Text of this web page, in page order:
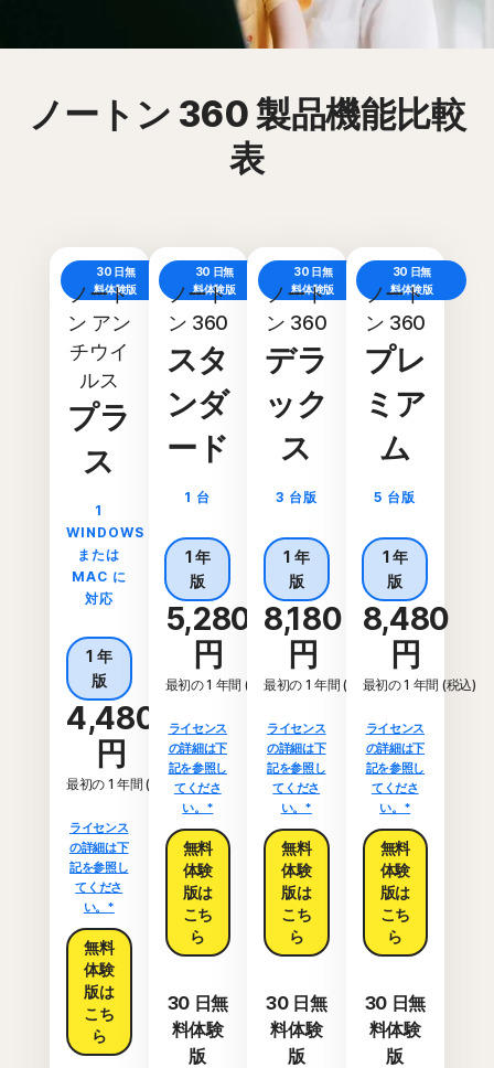
ノートン 360 製品機能比較
表
30 日無
料体験版
ノート
ン アン
チウイ
ルス
プラ
ス
1
WINDOWS
または
MAC に
対応
1 年
版
4,480
円
最初の 1 年間 (税込)
ライセンス
の詳細は下
記を参照し
てくださ
い。*
無料
体験
版は
こち
ら
30 日無
料体験版
ノート
ン 360
スタ
ンダ
ード
1 台
1 年
版
5,280
円
最初の 1 年間 (税込)
ライセンス
の詳細は下
記を参照し
てくださ
い。*
無料
体験
版は
こち
ら
30 日無
料体験
版
30 日無
料体験版
ノート
ン 360
デラ
ック
ス
3 台版
1 年
版
8,180
円
最初の 1 年間 (税込)
ライセンス
の詳細は下
記を参照し
てくださ
い。*
無料
体験
版は
こち
ら
30 日無
料体験
版
30 日無
料体験版
ノート
ン 360
プレ
ミア
ム
5 台版
1 年
版
8,480
円
最初の 1 年間 (税込)
ライセンス
の詳細は下
記を参照し
てくださ
い。*
無料
体験
版は
こち
ら
30 日無
料体験
版